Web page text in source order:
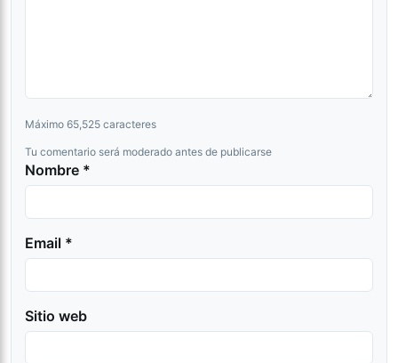
Máximo 65,525 caracteres
Tu comentario será moderado antes de publicarse
Nombre *
Email *
Sitio web